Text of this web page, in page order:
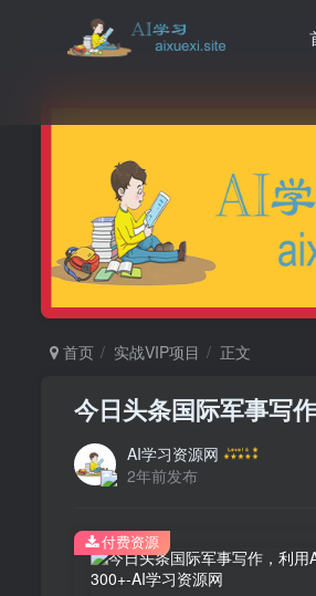
首页 实战VIP项目 正文
今日头条国际军事写
AI学习资源网
2年前发布
付费资源